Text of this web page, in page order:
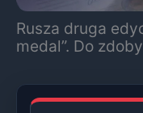
Rusza druga
medal”. Do